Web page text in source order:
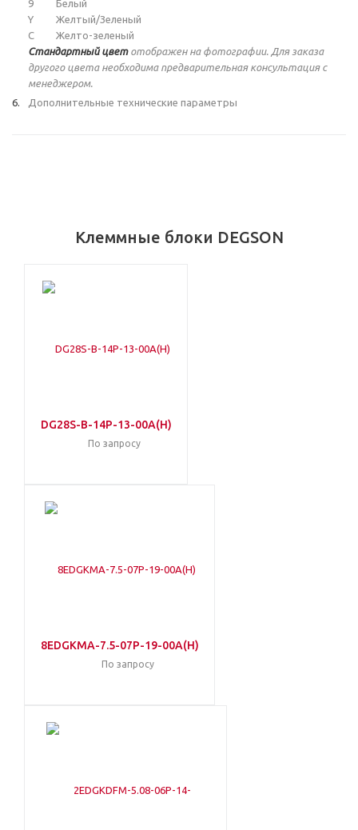
9
Белый
Y
Желтый/Зеленый
C
Желто-зеленый
Стандартный цветотображен на фотографии. Для заказа
другого цвета необходима предварительная консультация с
менеджером.
Дополнительные технические параметры
Клеммные блоки DEGSON
DG28S-B-14P-13-00A(H)
По запросу
8EDGKMA-7.5-07P-19-00A(H)
По запросу